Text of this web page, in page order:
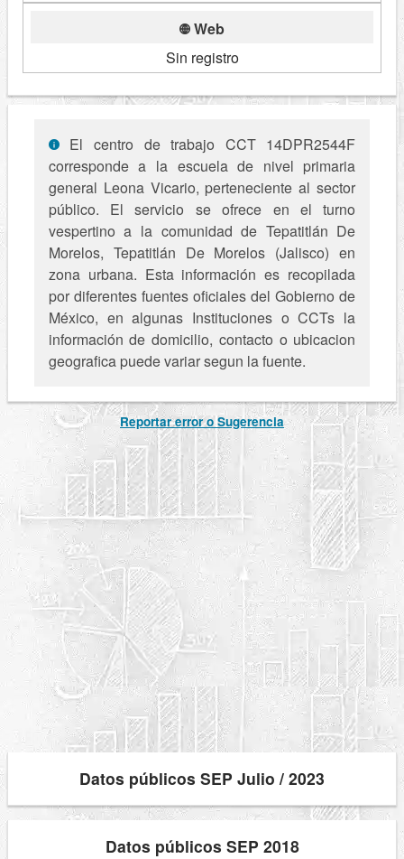
Web
Sin registro
El centro de trabajo CCT 14DPR2544F
corresponde a la escuela de nivel primaria
general Leona Vicario, perteneciente al sector
público. El servicio se ofrece en el turno
vespertino a la comunidad de Tepatitlán De
Morelos, Tepatitlán De Morelos (Jalisco) en
zona urbana. Esta información es recopilada
por diferentes fuentes oficiales del Gobierno de
México, en algunas Instituciones o CCTs la
información de domicilio, contacto o ubicacion
geografica puede variar segun la fuente.
Reportar error o Sugerencia
Datos públicos SEP Julio / 2023
Datos públicos SEP 2018